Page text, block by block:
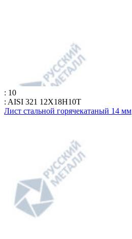
: 10
: AISI 321 12Х18Н10Т
Лист стальной горячекатаный 14 мм